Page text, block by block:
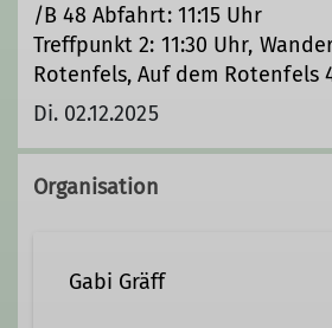
/B 48 Abfahrt: 11:15 Uhr
Treffpunkt 2: 11:30 Uhr,
Rotenfels, Auf dem Rotenfels
Di. 02.12.2025
Organisation
Gabi Gräff